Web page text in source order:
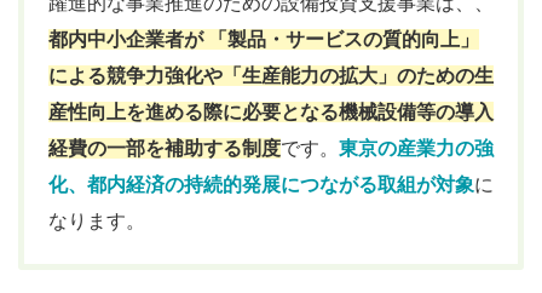
都内中小企業者が 「製品・サービスの質的向上」
による競争力強化や「生産能力の拡大」のための生
産性向上を進める際に必要となる機械設備等の導入
経費の一部を補助する制度です。 東京の産業力の強
化、都内経済の持続的発展につながる取組が対象に
なります。